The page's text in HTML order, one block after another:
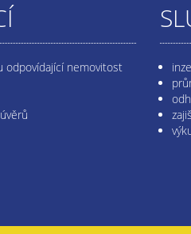
odpovídající nemovitost